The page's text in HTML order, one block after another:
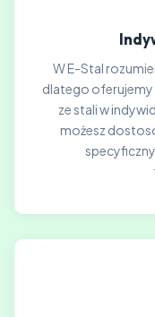
W E-Stal
dlatego
ze stali w
możesz